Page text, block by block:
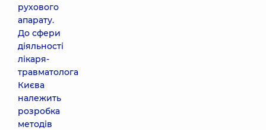
рухового
апарату.
До сфери
діяльності
лікаря-
травматолога
Києва
належить
розробка
методів